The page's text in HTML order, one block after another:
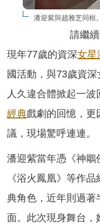
潘迎紫與趙雅芝同框
請繼
現年77歲的資深女星
國活動，與73歲資深
人久違合體掀起一
經典戲劇的回憶，更
議，現場驚呼連連。
潘迎紫當年憑《神鵰
《浴火鳳凰》等作
典角色，近年則過著
面。此次現身舞台，